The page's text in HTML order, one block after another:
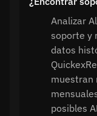
Analizar
soporte y
datos
muestran
posibles